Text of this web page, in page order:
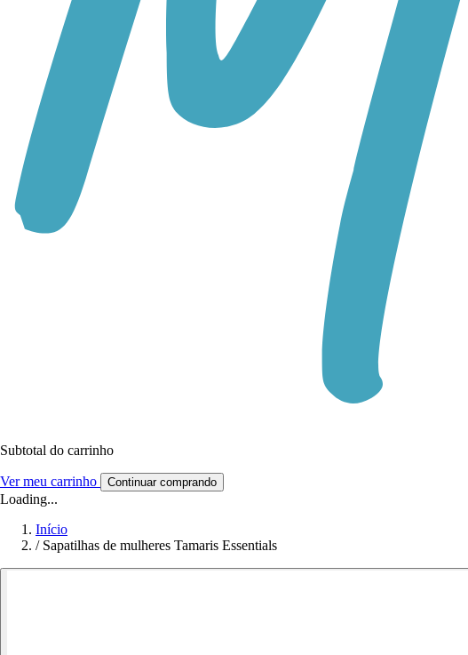
Subtotal do carrinho
Ver meu carrinho Continuar comprando
Loading...
Início
/ Sapatilhas de mulheres Tamaris Essentials